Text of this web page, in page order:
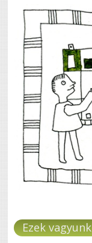
Ezek vagyunk